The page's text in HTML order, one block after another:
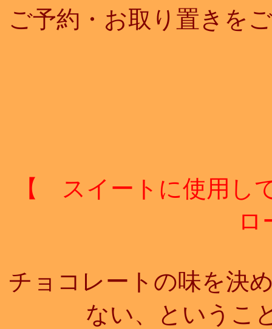
ご予約・お取り置きを
【 スイートに使用し
チョコレートの味を決
ない、というこ